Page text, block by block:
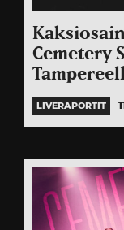
Cemetery
LIVERAPORTIT